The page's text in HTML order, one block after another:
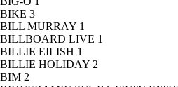
BIKE 3
BILL MURRAY 1
BILLBOARD LIVE 1
BILLIE EILISH 1
BILLIE HOLIDAY 2
BIM 2